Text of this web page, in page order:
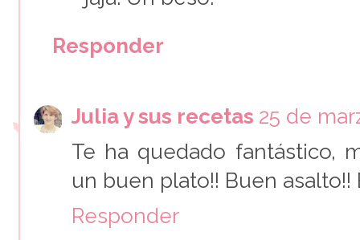
Responder
Julia y sus recetas 25 de
Te ha quedado fantástico,
un buen plato!! Buen asalto!!
Responder